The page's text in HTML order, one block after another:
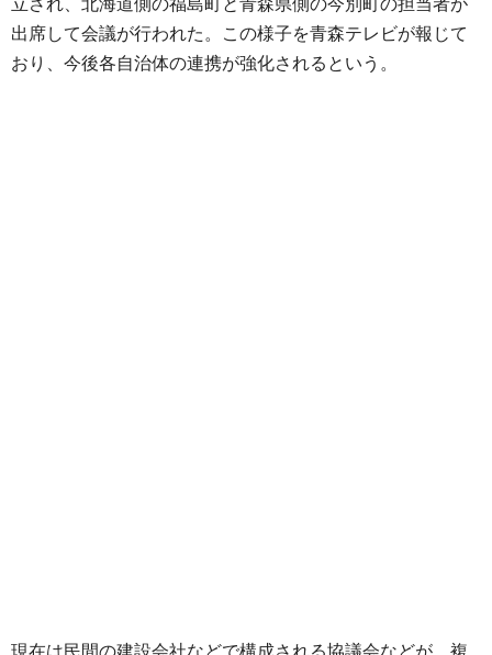
出席して会議が行われた。この様子を青森テレビが報じて
おり、今後各自治体の連携が強化されるという。
現在は民間の建設会社などで構成される協議会などが、複